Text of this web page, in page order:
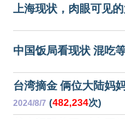
上海现状，肉眼可见
中国饭局看现状 混吃
台湾摘金 俩位大陆妈
2024/8/7 (482,234次)